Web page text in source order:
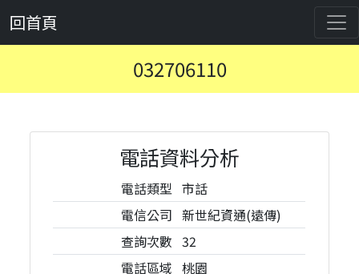
回首頁
032706110
電話資料分析
電話類型 市話
電信公司 新世紀資通(遠傳)
查詢次數 32
電話區域 桃園